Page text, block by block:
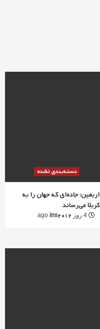
دسته‌بندی نشده
اربعین؛ جاده‌ای که جهان را به
کربلا می‌رساند
ins2012